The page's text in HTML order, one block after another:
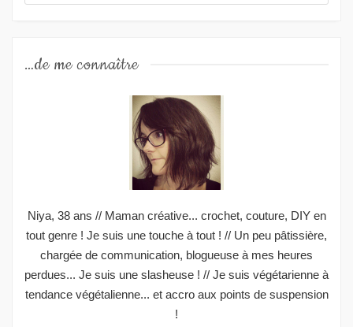
…de me connaître
Niya, 38 ans // Maman créative... crochet, couture, DIY en
tout genre ! Je suis une touche à tout ! // Un peu pâtissière,
chargée de communication, blogueuse à mes heures
perdues... Je suis une slasheuse ! // Je suis végétarienne à
tendance végétalienne... et accro aux points de suspension
!